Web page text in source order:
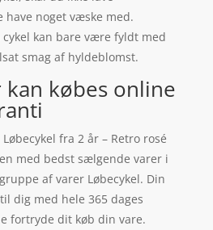
have noget væske med.
kan bare være fyldt med
smag af hyldeblomst.
kan købes online
Løbecykel fra 2 år – Retro rosé
med bedst sælgende varer i
af varer Løbecykel. Din
dig med hele 365 dages
fortryde dit køb din vare.